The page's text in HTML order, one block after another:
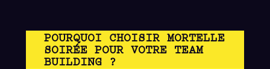
POURQUOI CHOISIR MORTELLE
SOIRÉE POUR VOTRE TEAM
BUILDING ?